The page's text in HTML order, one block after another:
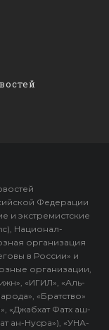
Федерации
и экстремистские
Национал-
организация
в России» и
организации,
«ИГИЛ», «Аль-
«Братство»
«Джабхат Фатх аш-
ан-Нусра»), «УНА-